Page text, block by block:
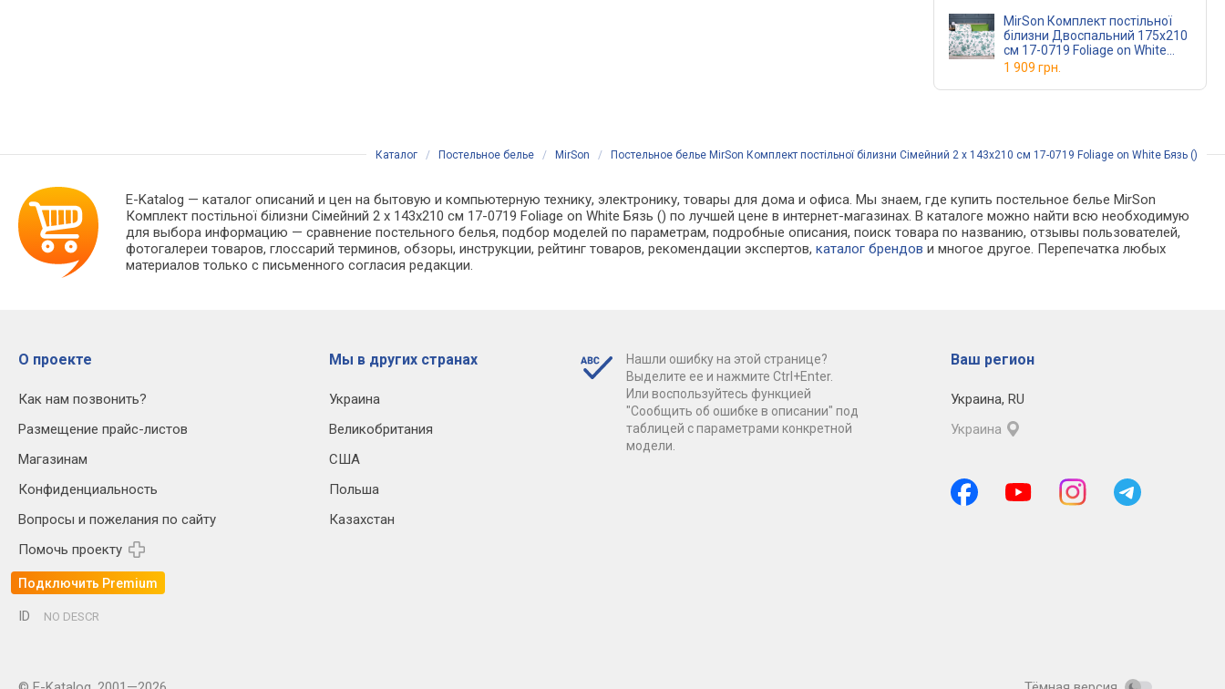
MirSon Комплект постільної
білизни Двоспальний 175х210
см 17-0719 Foliage on White
Ranforce Elite
1 909 грн.
Каталог / Постельное белье / MirSon / Постельное белье MirSon Комплект постільної білизни Сімейний 2 х 143x210 см 17-0719 Foliage on White Бязь ()
E-Katalog — каталог описаний и цен на бытовую и компьютерную технику, электронику, товары для дома и офиса. Мы знаем, где купить постельное белье MirSon
Комплект постільної білизни Сімейний 2 х 143x210 см 17-0719 Foliage on White Бязь () по лучшей цене в интернет-магазинах. В каталоге можно найти всю необходимую
для выбора информацию — сравнение постельного белья, подбор моделей по параметрам, подробные описания, поиск товара по названию, отзывы пользователей,
фотогалереи товаров, глоссарий терминов, обзоры, инструкции, рейтинг товаров, рекомендации экспертов,каталог брендов и многое другое. Перепечатка любых
материалов только с письменного согласия редакции.
О проекте
Как нам позвонить?
Размещение прайс-листов
Магазинам
Конфиденциальность
Вопросы и пожелания по сайту
Помочь проекту
Подключить Premium
Мы в других странах
Украина
Великобритания
США
Польша
Казахстан
Нашли ошибку на этой странице?
Выделите ее и нажмите Ctrl+Enter.
Или воспользуйтесь функцией
"Сообщить об ошибке в описании" под
таблицей с параметрами конкретной
модели.
Ваш регион
Украина, RU
Украина
ID NO DESCR